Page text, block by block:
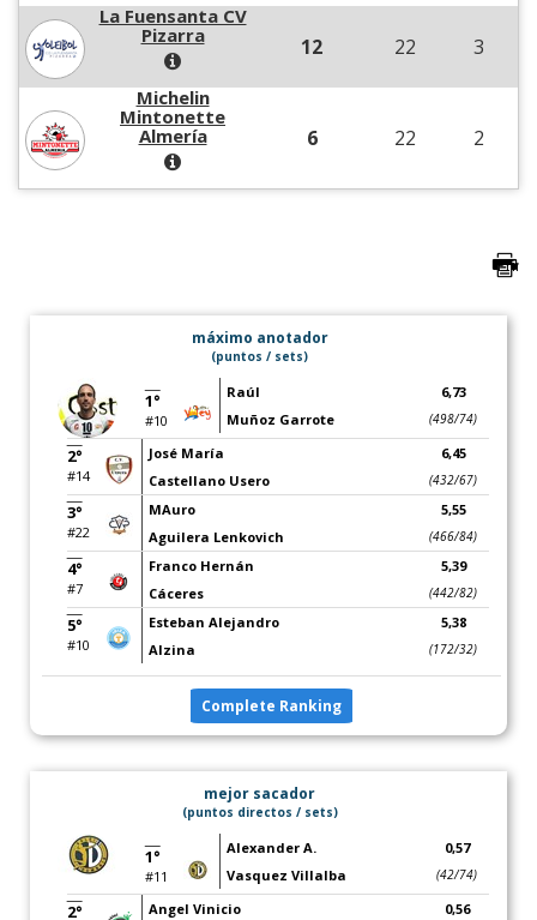
La Fuensanta CV
Pizarra
12 22 3
Michelin
Mintonette
Almería
6 22 2
máximo anotador
(puntos / sets)
1°
#10
Raúl
Muñoz Garrote
6,73
(498/74)
2°
#14
José María
Castellano Usero
6,45
(432/67)
3°
#22
MAuro
Aguilera Lenkovich
5,55
(466/84)
4°
#7
Franco Hernán
Cáceres
5,39
(442/82)
5°
#10
Esteban Alejandro
Alzina
5,38
(172/32)
Complete Ranking
mejor sacador
(puntos directos / sets)
1°
#11
Alexander A.
Vasquez Villalba
0,57
(42/74)
2° Angel Vinicio 0,56